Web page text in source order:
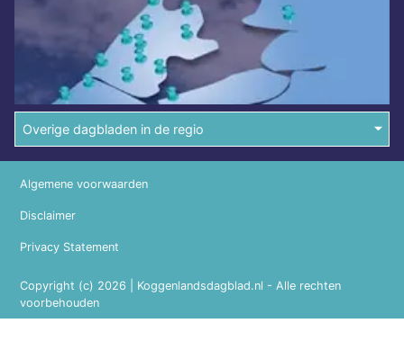
Overige dagbladen in de regio
Copyright (c) 2026 | Koggenlandsdagblad.nl - Alle rechten
voorbehouden
Algemene voorwaarden
Disclaimer
Privacy Statement